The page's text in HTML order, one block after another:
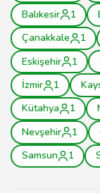
Balıkesir
1
Çanakkale
1
Eskişehir
1
İzmir
1
Kütahya
1
Nevşehir
1
Samsun
1